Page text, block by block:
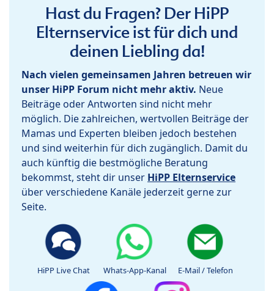
Hast du Fragen? Der HiPP
Elternservice ist für dich und
deinen Liebling da!
Nach vielen gemeinsamen Jahren betreuen wir
unser HiPP Forum nicht mehr aktiv. Neue
Beiträge oder Antworten sind nicht mehr
möglich. Die zahlreichen, wertvollen Beiträge der
Mamas und Experten bleiben jedoch bestehen
und sind weiterhin für dich zugänglich. Damit du
auch künftig die bestmögliche Beratung
bekommst, steht dir unser HiPP Elternservice
über verschiedene Kanäle jederzeit gerne zur
Seite.
HiPP Live Chat Whats-App-Kanal E-Mail / Telefon